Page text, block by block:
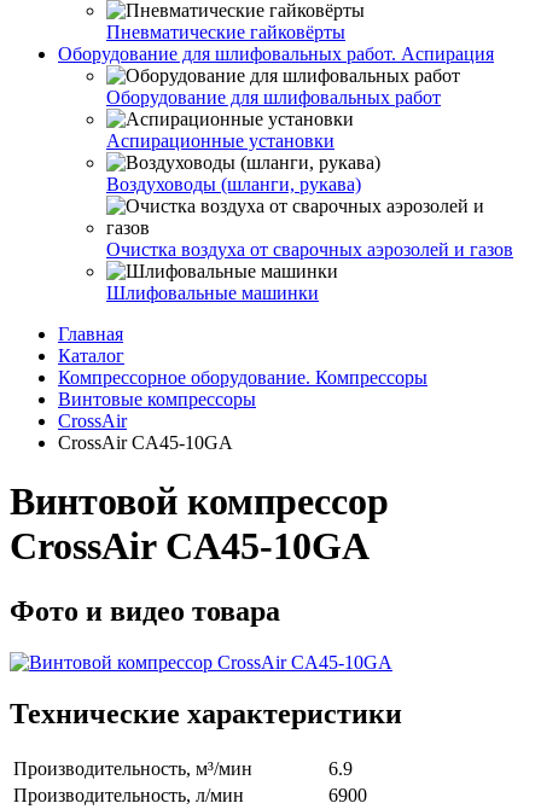
Пневматические гайковёрты
Оборудование для шлифовальных работ. Аспирация
Оборудование для шлифовальных работ
Аспирационные установки
Воздуховоды (шланги, рукава)
Очистка воздуха от сварочных аэрозолей и газов
Шлифовальные машинки
Главная
Каталог
Компрессорное оборудование. Компрессоры
Винтовые компрессоры
CrossAir
CrossAir CA45-10GA
Винтовой компрессор
CrossAir CA45-10GA
Фото и видео товара
Технические характеристики
Производительность, м³/мин
6.9
Производительность, л/мин
6900